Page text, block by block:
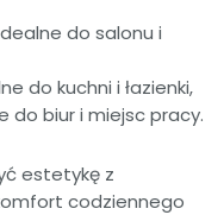
do salonu i
do kuchni i łazienki,
do biur i miejsc pracy.
estetykę z
codziennego